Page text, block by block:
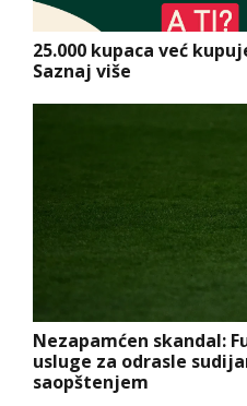
25.000 kupaca već
Saznaj više
Nezapamćen skandal:
usluge za odrasle
saopštenjem